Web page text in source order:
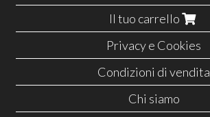
Il tuo carrello
Privacy e Cookies
Condizioni di vendita
Chi siamo